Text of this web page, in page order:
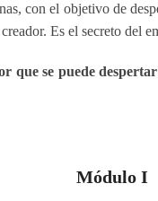
con el objetivo de
Es el secreto del
que se puede
Módulo I